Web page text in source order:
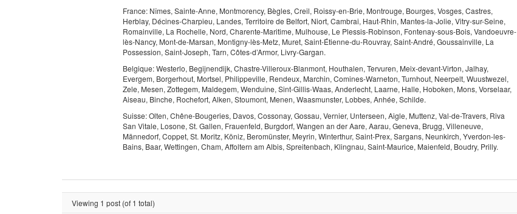
France: Nîmes, Sainte-Anne, Montmorency, Bègles, Creil, Roissy-en-Brie, Montrouge, Bourges, Vosges, Castres,
Herblay, Décines-Charpieu, Landes, Territoire de Belfort, Niort, Cambrai, Haut-Rhin, Mantes-la-Jolie, Vitry-sur-Seine,
Romainville, La Rochelle, Nord, Charente-Maritime, Mulhouse, Le Plessis-Robinson, Fontenay-sous-Bois, Vandoeuvre-
lès-Nancy, Mont-de-Marsan, Montigny-lès-Metz, Muret, Saint-Étienne-du-Rouvray, Saint-André, Goussainville, La
Possession, Saint-Joseph, Tarn, Côtes-d’Armor, Livry-Gargan.
Belgique: Westerlo, Begijnendijk, Chastre-Villeroux-Blanmont, Houthalen, Tervuren, Meix-devant-Virton, Jalhay,
Evergem, Borgerhout, Mortsel, Philippeville, Rendeux, Marchin, Comines-Warneton, Turnhout, Neerpelt, Wuustwezel,
Zele, Mesen, Zottegem, Maldegem, Wenduine, Sint-Gillis-Waas, Anderlecht, Laarne, Halle, Hoboken, Mons, Vorselaar,
Aiseau, Binche, Rochefort, Alken, Stoumont, Menen, Waasmunster, Lobbes, Anhée, Schilde.
Suisse: Olten, Chêne-Bougeries, Davos, Cossonay, Gossau, Vernier, Unterseen, Aigle, Muttenz, Val-de-Travers, Riva
San Vitale, Losone, St. Gallen, Frauenfeld, Burgdorf, Wangen an der Aare, Aarau, Geneva, Brugg, Villeneuve,
Männedorf, Coppet, St. Moritz, Köniz, Beromünster, Meyrin, Winterthur, Saint-Prex, Sargans, Neunkirch, Yverdon-les-
Bains, Baar, Wettingen, Cham, Affoltern am Albis, Spreitenbach, Klingnau, Saint-Maurice, Maienfeld, Boudry, Prilly.
Viewing 1 post (of 1 total)